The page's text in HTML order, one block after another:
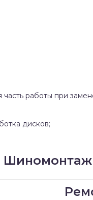
часть работы при
дисков;